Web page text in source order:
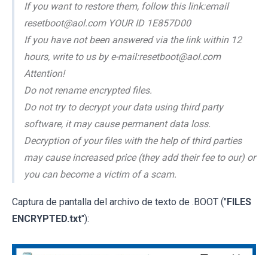
If you want to restore them, follow this link:email
resetboot@aol.com YOUR ID 1E857D00
If you have not been answered via the link within 12
hours, write to us by e-mail:resetboot@aol.com
Attention!
Do not rename encrypted files.
Do not try to decrypt your data using third party
software, it may cause permanent data loss.
Decryption of your files with the help of third parties
may cause increased price (they add their fee to our) or
you can become a victim of a scam.
Captura de pantalla del archivo de texto de .BOOT ("FILES
ENCRYPTED.txt"):